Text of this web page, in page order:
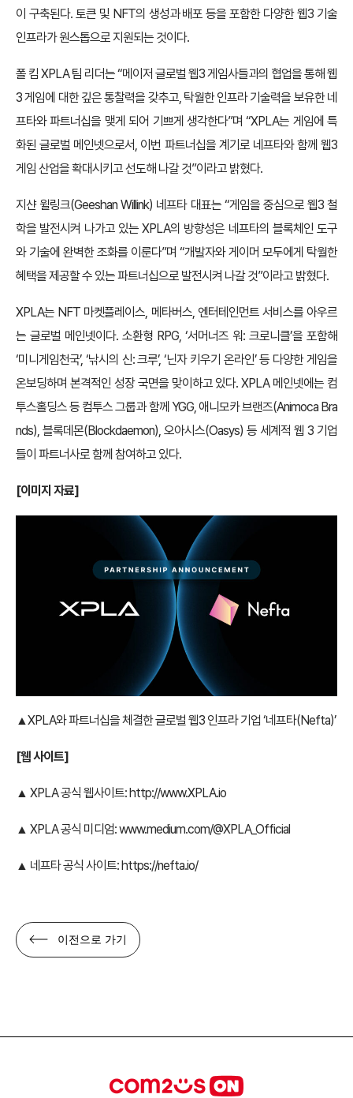
이 구축된다. 토큰 및 NFT의 생성과 배포 등을 포함한 다양한 웹3 기술
인프라가 원스톱으로 지원되는 것이다.
폴 킴 XPLA 팀 리더는 “메이저 글로벌 웹3 게임사들과의 협업을 통해 웹
3 게임에 대한 깊은 통찰력을 갖추고, 탁월한 인프라 기술력을 보유한 네
프타와 파트너십을 맺게 되어 기쁘게 생각한다”며 “XPLA는 게임에 특
화된 글로벌 메인넷으로서, 이번 파트너십을 계기로 네프타와 함께 웹3
게임 산업을 확대시키고 선도해 나갈 것”이라고 밝혔다.
지샨 윌링크(Geeshan Willink) 네프타 대표는 “게임을 중심으로 웹3 철
학을 발전시켜 나가고 있는 XPLA의 방향성은 네프타의 블록체인 도구
와 기술에 완벽한 조화를 이룬다”며 “개발자와 게이머 모두에게 탁월한
혜택을 제공할 수 있는 파트너십으로 발전시켜 나갈 것”이라고 밝혔다.
XPLA는 NFT 마켓플레이스, 메타버스, 엔터테인먼트 서비스를 아우르
는 글로벌 메인넷이다. 소환형 RPG, ‘서머너즈 워: 크로니클’을 포함해
‘미니게임천국’, ‘낚시의 신: 크루’, ‘닌자 키우기 온라인’ 등 다양한 게임을
온보딩하며 본격적인 성장 국면을 맞이하고 있다. XPLA 메인넷에는 컴
투스홀딩스 등 컴투스 그룹과 함께 YGG, 애니모카 브랜즈(Animoca Bra
nds), 블록데몬(Blockdaemon), 오아시스(Oasys) 등 세계적 웹 3 기업
들이 파트너사로 함께 참여하고 있다.
[이미지 자료]
▲XPLA와 파트너십을 체결한 글로벌 웹3 인프라 기업 ‘네프타(Nefta)’
[웹 사이트]
▲ XPLA 공식 웹사이트: http://www.XPLA.io
▲ XPLA 공식 미디엄:www.medium.com/@XPLA_Official
▲ 네프타 공식 사이트: https://nefta.io/
이전으로 가기